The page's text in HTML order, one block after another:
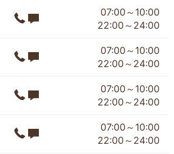
07:00～10:00
22:00～24:00
07:00～10:00
22:00～24:00
07:00～10:00
22:00～24:00
07:00～10:00
22:00～24:00